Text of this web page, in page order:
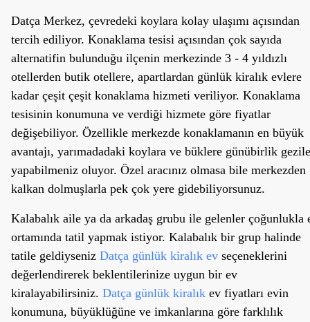
Datça Merkez, çevredeki koylara kolay ulaşımı açısından
tercih ediliyor. Konaklama tesisi açısından çok sayıda
alternatifin bulunduğu ilçenin merkezinde 3 - 4 yıldızlı
otellerden butik otellere, apartlardan günlük kiralık evlere
kadar çeşit çeşit konaklama hizmeti veriliyor. Konaklama
tesisinin konumuna ve verdiği hizmete göre fiyatlar
değişebiliyor. Özellikle merkezde konaklamanın en büyük
avantajı, yarımadadaki koylara ve büklere günübirlik
yapabilmeniz oluyor. Özel aracınız olmasa bile merkezden
kalkan dolmuşlarla pek çok yere gidebiliyorsunuz.
Kalabalık aile ya da arkadaş grubu ile gelenler çoğunlukla
ortamında tatil yapmak istiyor. Kalabalık bir grup halinde
tatile geldiyseniz Datça günlük kiralık ev seçeneklerini
değerlendirerek beklentilerinize uygun bir ev
kiralayabilirsiniz. Datça günlük kiralık ev fiyatları evin
konumuna, büyüklüğüne ve imkanlarına göre farklılık